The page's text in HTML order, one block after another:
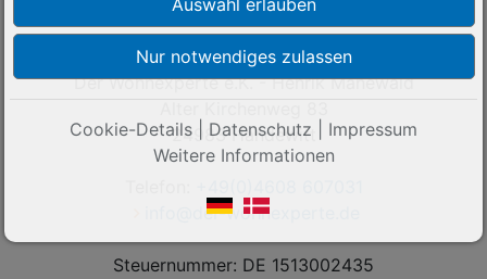
Kontakt
Der Wohnexperte e.K. - Henrik Manewald
24983 Handewitt
info@der-wohnexperte.de
Steuernummer: DE 1513002435
Cookie-Details Datenschutz
Impressum
Weitere Informationen